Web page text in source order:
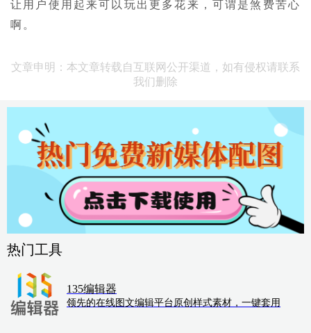
让用户使用起来可以玩出更多花来，可谓是煞费苦心
啊。
文章申明：本文章转载自互联网公开渠道，如有侵权请联系
我们删除
热门工具
135编辑器
领先的在线图文编辑平台原创样式素材，一键套用